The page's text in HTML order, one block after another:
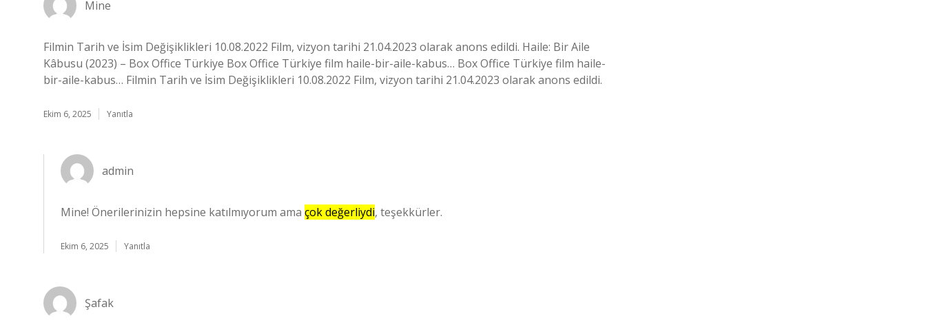
Mine
Filmin Tarih ve İsim Değişiklikleri 10.08.2022 Film, vizyon tarihi 21.04.2023 olarak anons edildi. Haile: Bir Aile
Kâbusu (2023) – Box Office Türkiye Box Office Türkiye film haile-bir-aile-kabus… Box Office Türkiye film haile-
bir-aile-kabus… Filmin Tarih ve İsim Değişiklikleri 10.08.2022 Film, vizyon tarihi 21.04.2023 olarak anons edildi.
Ekim 6, 2025 Yanıtla
admin
Mine! Önerilerinizin hepsine katılmıyorum ama çok değerliydi, teşekkürler.
Ekim 6, 2025 Yanıtla
Şafak